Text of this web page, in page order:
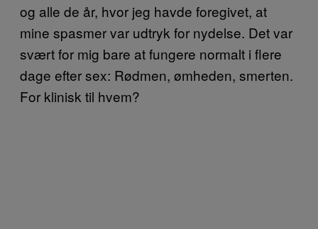
og alle de år, hvor jeg havde foregivet, at
mine spasmer var udtryk for nydelse. Det var
svært for mig bare at fungere normalt i flere
dage efter sex: Rødmen, ømheden, smerten.
For klinisk til hvem?